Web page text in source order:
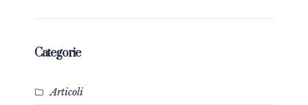
Categorie
Articoli